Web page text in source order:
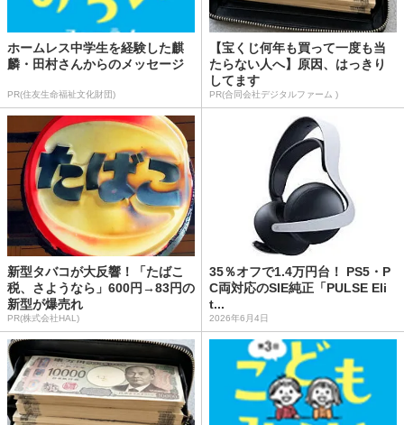
ホームレス中学生を経験した麒
麟・田村さんからのメッセージ
PR(住友生命福祉文化財団)
【宝くじ何年も買って一度も当
たらない人へ】原因、はっきり
してます
PR(合同会社デジタルファーム )
新型タバコが大反響！「たばこ
税、さようなら」600円→83円の
新型が爆売れ
PR(株式会社HAL)
35％オフで1.4万円台！ PS5・P
C両対応のSIE純正「PULSE Eli
t...
2026年6月4日